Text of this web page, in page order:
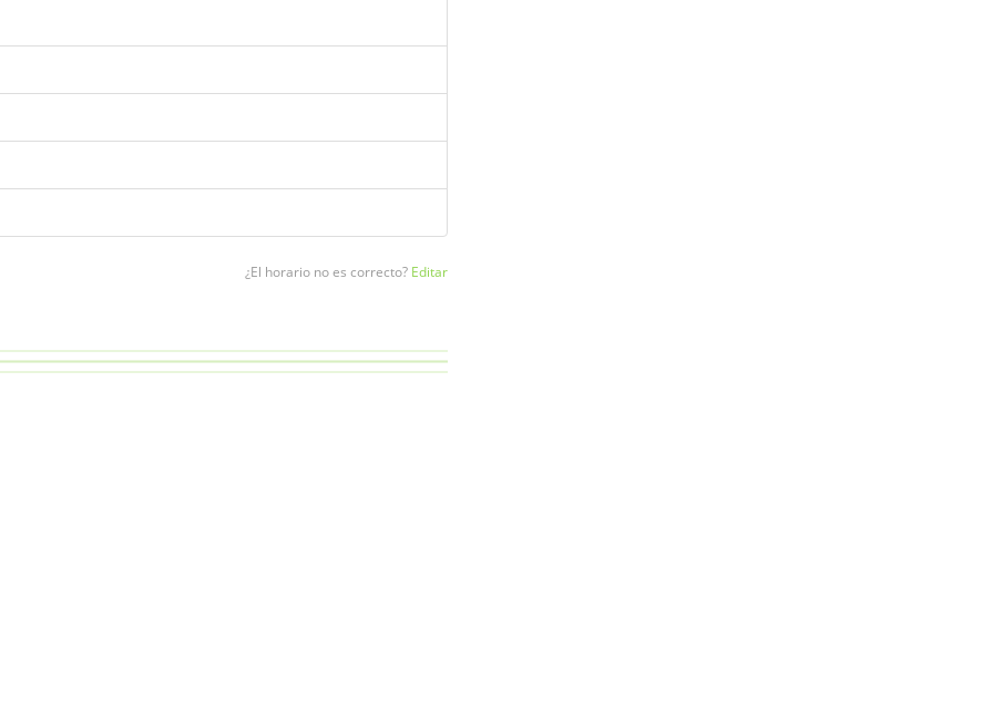
¿El horario no es correcto? Editar